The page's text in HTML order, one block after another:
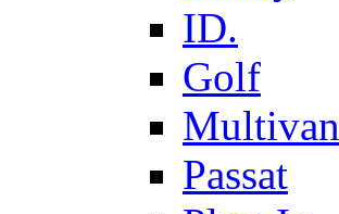
ID.
Golf
Multivan
Passat